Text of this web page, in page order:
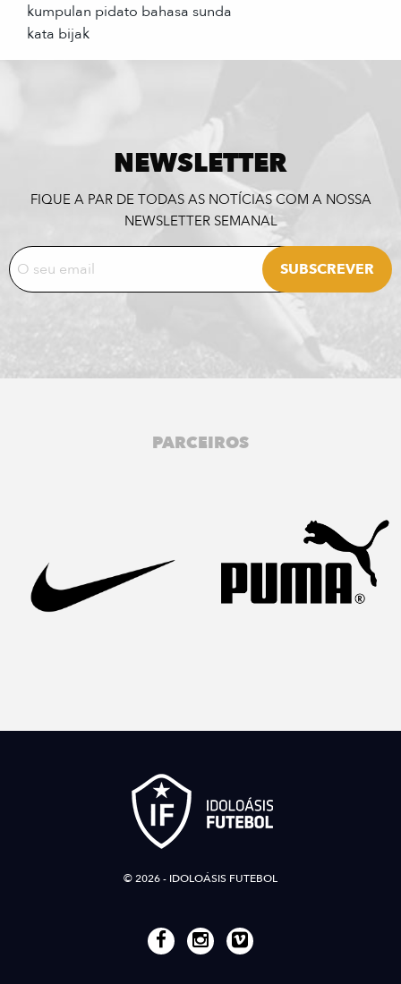
kumpulan pidato bahasa sunda
kata bijak
NEWSLETTER
FIQUE A PAR DE TODAS AS NOTÍCIAS COM A NOSSA
NEWSLETTER SEMANAL
PARCEIROS
© 2026 - IDOLOÁSIS FUTEBOL